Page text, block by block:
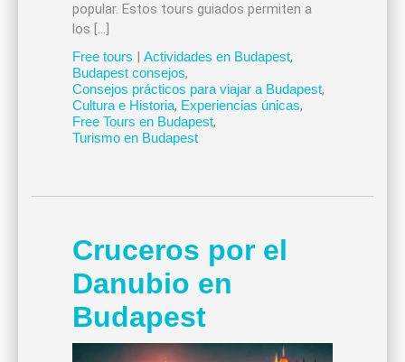
popular. Estos tours guiados permiten a
los […]
Free tours | Actividades en Budapest,
Budapest consejos,
Consejos prácticos para viajar a Budapest,
Cultura e Historia, Experiencias únicas,
Free Tours en Budapest,
Turismo en Budapest
Cruceros por el
Danubio en
Budapest